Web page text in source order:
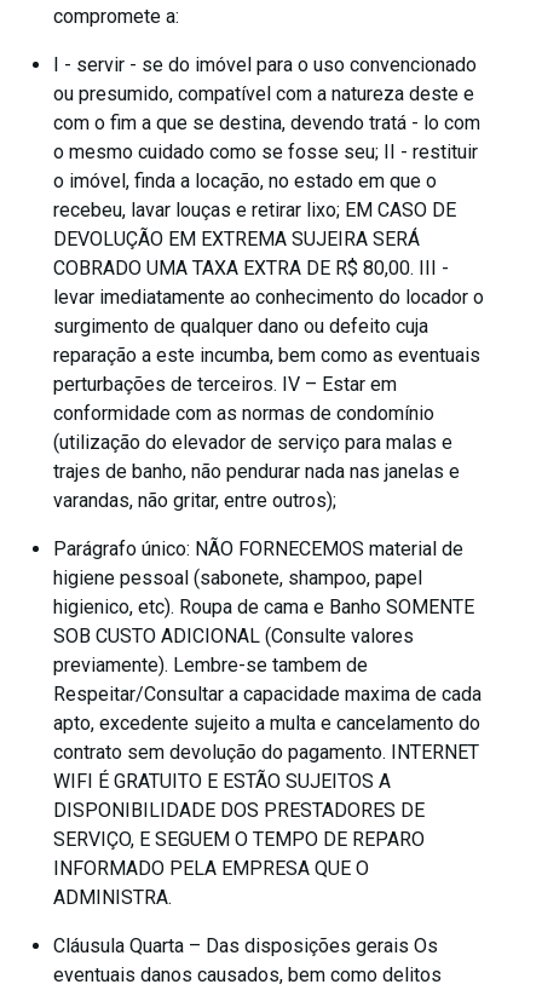
compromete a:
I - servir - se do imóvel para o uso convencionado
ou presumido, compatível com a natureza deste e
com o fim a que se destina, devendo tratá - lo com
o mesmo cuidado como se fosse seu; II - restituir
o imóvel, finda a locação, no estado em que o
recebeu, lavar louças e retirar lixo; EM CASO DE
DEVOLUÇÃO EM EXTREMA SUJEIRA SERÁ
COBRADO UMA TAXA EXTRA DE R$ 80,00. III -
levar imediatamente ao conhecimento do locador o
surgimento de qualquer dano ou defeito cuja
reparação a este incumba, bem como as eventuais
perturbações de terceiros. IV – Estar em
conformidade com as normas de condomínio
(utilização do elevador de serviço para malas e
trajes de banho, não pendurar nada nas janelas e
varandas, não gritar, entre outros);
Parágrafo único: NÃO FORNECEMOS material de
higiene pessoal (sabonete, shampoo, papel
higienico, etc). Roupa de cama e Banho SOMENTE
SOB CUSTO ADICIONAL (Consulte valores
previamente). Lembre-se tambem de
Respeitar/Consultar a capacidade maxima de cada
apto, excedente sujeito a multa e cancelamento do
contrato sem devolução do pagamento. INTERNET
WIFI É GRATUITO E ESTÃO SUJEITOS A
DISPONIBILIDADE DOS PRESTADORES DE
SERVIÇO, E SEGUEM O TEMPO DE REPARO
INFORMADO PELA EMPRESA QUE O
ADMINISTRA.
Cláusula Quarta – Das disposições gerais Os
eventuais danos causados, bem como delitos